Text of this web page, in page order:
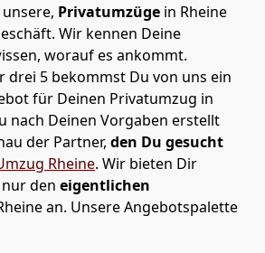
Privatumzüge in Rheine
Wir kennen Deine
worauf es ankommt.
drei 5 bekommst Du von uns ein
für Deinen Privatumzug in
nach Deinen Vorgaben erstellt
der Partner, den Du gesucht
Rheine. Wir bieten Dir
den eigentlichen
an. Unsere Angebotspalette